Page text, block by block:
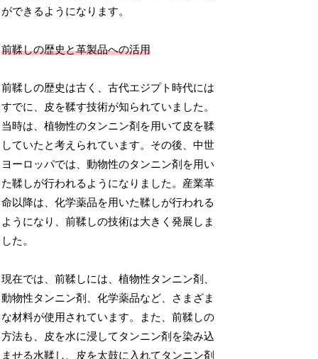
ができるようになります。
前鞣しの歴史と革製品への活用
前鞣しの歴史は古く、古代エジプト時代には
すでに、皮を鞣す技術が知られていました。
当時は、植物性のタンニン剤を用いて皮を鞣
していたと考えられています。その後、中世
ヨーロッパでは、動物性のタンニン剤を用い
た鞣しが行われるようになりました。産業革
命以降は、化学薬品を用いた鞣しが行われる
ようになり、前鞣しの技術は大きく発展しま
した。
現在では、前鞣しには、植物性タンニン剤、
動物性タンニン剤、化学薬品など、さまざま
な材料が使用されています。また、前鞣しの
方法も、皮を水に浸してタンニン剤を染み込
ませる水鞣し、皮を太鼓に入れてタンニン剤